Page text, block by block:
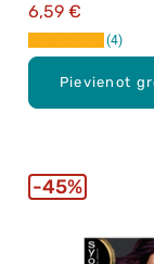
Pievienot
6,59 €
4
45%